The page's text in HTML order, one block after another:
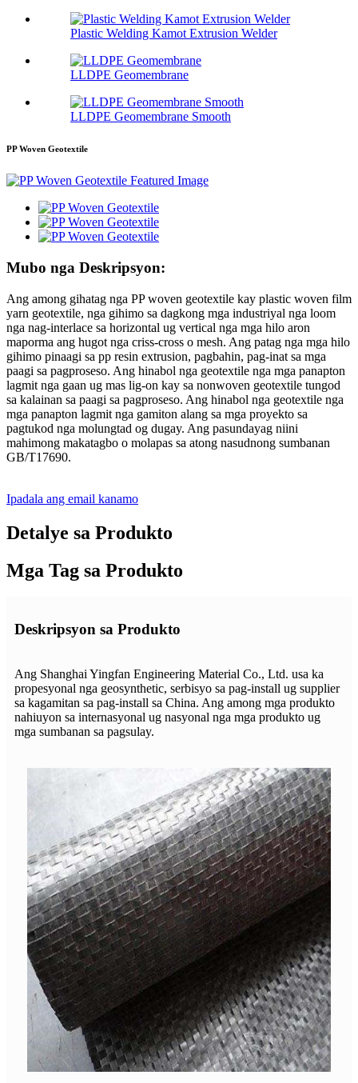
Plastic Welding Kamot Extrusion Welder
LLDPE Geomembrane
LLDPE Geomembrane Smooth
PP Woven Geotextile
Mubo nga Deskripsyon:
Ang among gihatag nga PP woven geotextile kay plastic woven film
yarn geotextile, nga gihimo sa dagkong mga industriyal nga loom
nga nag-interlace sa horizontal ug vertical nga mga hilo aron
maporma ang hugot nga criss-cross o mesh. Ang patag nga mga hilo
gihimo pinaagi sa pp resin extrusion, pagbahin, pag-inat sa mga
paagi sa pagproseso. Ang hinabol nga geotextile nga mga panapton
lagmit nga gaan ug mas lig-on kay sa nonwoven geotextile tungod
sa kalainan sa paagi sa pagproseso. Ang hinabol nga geotextile nga
mga panapton lagmit nga gamiton alang sa mga proyekto sa
pagtukod nga molungtad og dugay. Ang pasundayag niini
mahimong makatagbo o molapas sa atong nasudnong sumbanan
GB/T17690.
Ipadala ang email kanamo
Detalye sa Produkto
Mga Tag sa Produkto
Deskripsyon sa Produkto
Ang Shanghai Yingfan Engineering Material Co., Ltd. usa ka
propesyonal nga geosynthetic, serbisyo sa pag-install ug supplier
sa kagamitan sa pag-install sa China. Ang among mga produkto
nahiuyon sa internasyonal ug nasyonal nga mga produkto ug
mga sumbanan sa pagsulay.